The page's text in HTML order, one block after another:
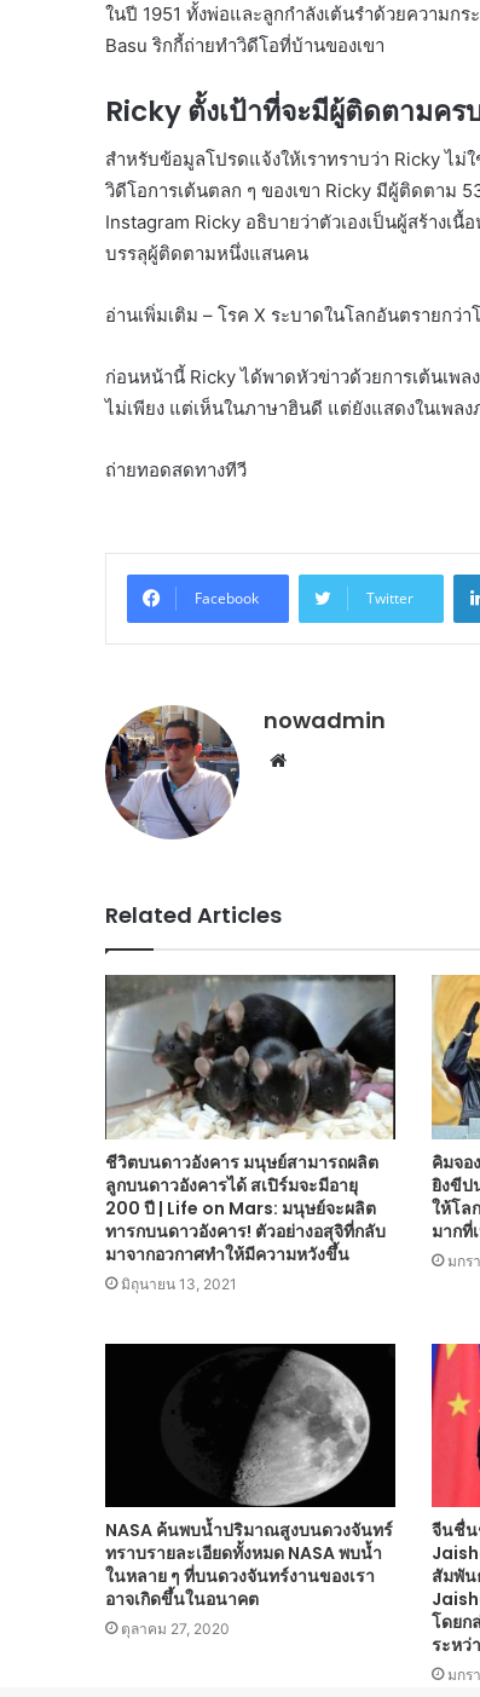
ในปี 1951 ทั้งพ่อและลูกกำลังเต้นรำด้วยความก
Basu ริกกี้ถ่ายทำวิดีโอที่บ้านของเขา
Ricky ตั้งเป้าที่จะมีผู้ติดตามคร
สำหรับข้อมูลโปรดแจ้งให้เราทราบว่า Ricky ไ
วิดีโอการเต้นตลก ๆ ของเขา Ricky มีผู้ติดตาม
Instagram Ricky อธิบายว่าตัวเองเป็นผู้สร้างเ
บรรลุผู้ติดตามหนึ่งแสนคน
อ่านเพิ่มเติม – โรค X ระบาดในโลกอันตรายกว่
ก่อนหน้านี้ Ricky ได้พาดหัวข่าวด้วยการเต้นเพล
ไม่เพียง แต่เห็นในภาษาฮินดี แต่ยังแสดงในเพ
ถ่ายทอดสดทางทีวี
Facebook Twitter
nowadmin
Website
Related Articles
ชีวิตบนดาวอังคาร มนุษย์สามารถผลิต
ลูกบนดาวอังคารได้ สเปิร์มจะมีอายุ
200 ปี | Life on Mars: มนุษย์จะผลิต
ทารกบนดาวอังคาร! ตัวอย่างอสุจิที่กลับ
มาจากอวกาศทำให้มีความหวังขึ้น
มิถุนายน 13, 2021
คิมจอ
ยิงขีป
ให้โล
มากที่
มกร
NASA ค้นพบน้ำปริมาณสูงบนดวงจันทร์
ทราบรายละเอียดทั้งหมด NASA พบน้ำ
ในหลาย ๆ ที่บนดวงจันทร์งานของเรา
อาจเกิดขึ้นในอนาคต
ตุลาคม 27, 2020
จีนชื่น
สัมพัน
โดยก
ระหว่
มกร